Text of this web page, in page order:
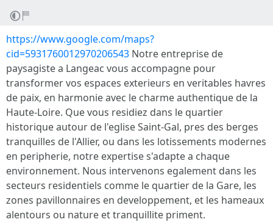
https://www.google.com/maps?
cid=5931760012970206543 Notre entreprise de
paysagiste a Langeac vous accompagne pour
transformer vos espaces exterieurs en veritables havres
de paix, en harmonie avec le charme authentique de la
Haute-Loire. Que vous residiez dans le quartier
historique autour de l'eglise Saint-Gal, pres des berges
tranquilles de l'Allier, ou dans les lotissements modernes
en peripherie, notre expertise s'adapte a chaque
environnement. Nous intervenons egalement dans les
secteurs residentiels comme le quartier de la Gare, les
zones pavillonnaires en developpement, et les hameaux
alentours ou nature et tranquillite priment.